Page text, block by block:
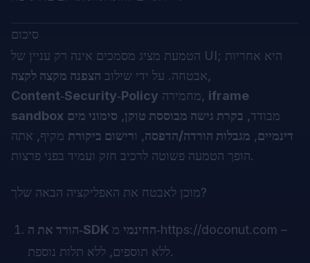
סיכום
הטמעת מציג מסמכים אינה רק עניין של UI; היא אחריות
אבטחה. על ידי שילוב הצפנה מקצה לקצה
,
Content‑Security‑Policy
מחמירה, iframe
sandbox
מבודד, בקרת גישה מבוססת טוקן, סימוני מים
דינמיים, מגבלות הורדה/הדפסה, ורישום ביקורת מקיף, אתה
הופך הטמעה פשוטה לרכיב חזק ועמיד בפני פרצות.
מוכן לאבטח את האפליקציה הבאה שלך?
הורד את ה‑SDK החינמימ‑https://doconut.com –
ללא תוספים, ללא תלות נוספת.